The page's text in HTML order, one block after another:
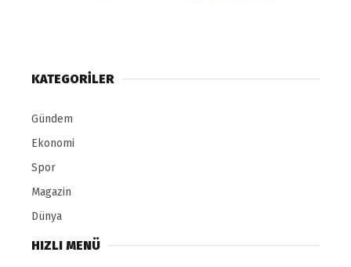
KATEGORILER
Gündem
Ekonomi
Spor
Magazin
Dünya
HIZLI MENÜ